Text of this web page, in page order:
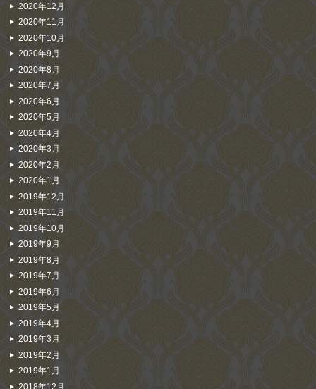
2020年12月
2020年11月
2020年10月
2020年9月
2020年8月
2020年7月
2020年6月
2020年5月
2020年4月
2020年3月
2020年2月
2020年1月
2019年12月
2019年11月
2019年10月
2019年9月
2019年8月
2019年7月
2019年6月
2019年5月
2019年4月
2019年3月
2019年2月
2019年1月
2018年12月